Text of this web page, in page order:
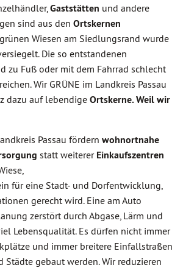
Gaststätten und andere
sind aus den Ortskernen
Wiesen am Siedlungsrand wurde
Die so entstandenen
zu Fuß oder mit dem Fahrrad schlecht
Wir GRÜNE im Landkreis Passau
dazu auf lebendige Ortskerne. Weil wir
Passau fördern wohnortnahe
statt weiterer Einkaufszentren
für eine Stadt- und Dorfentwicklung,
gerecht wird. Eine am Auto
zerstört durch Abgase, Lärm und
Lebensqualität. Es dürfen nicht immer
und immer breitere Einfallstraßen
Städte gebaut werden. Wir reduzieren